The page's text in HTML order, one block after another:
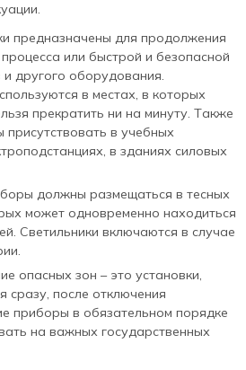
предназначены для продолжения
или быстрой и безопасной
и другого оборудования.
в местах, в которых
прекратить ни на минуту. Также
присутствовать в учебных
в зданиях силовых
должны размещаться в тесных
может одновременно находиться
Светильники включаются в случае
опасных зон – это установки,
сразу, после отключения
приборы в обязательном порядке
на важных государственных